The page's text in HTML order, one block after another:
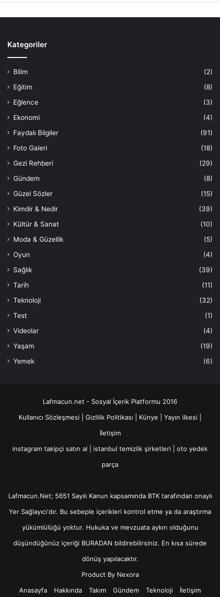
Kategoriler
Bilim
(2)
Eğitim
(8)
Eğlence
(3)
Ekonomi
(4)
Faydalı Bilgiler
(91)
Foto Galeri
(18)
Gezi Rehberi
(29)
Gündem
(8)
Güzel Sözler
(15)
Kimdir & Nedir
(39)
Kültür & Sanat
(10)
Moda & Güzellik
(5)
Oyun
(4)
Sağlık
(39)
Tarih
(11)
Teknoloji
(32)
Test
(1)
Videolar
(4)
Yaşam
(19)
Yemek
(6)
Lafmacun.net - Sosyal İçerik Platformu 2016
Kullanıcı Sözleşmesi
Gizlilik Politikası Künye Yayın ilkesi
İletişim
instagram takipçi satın al
istanbul temizlik şirketleri
oto yedek
parça
Lafmacun.Net; 5651 Sayılı Kanun kapsamında BTK tarafından onaylı
Yer Sağlayıcı'dır. Bu sebeple içerikleri kontrol etme ya da araştırma
yükümlülüğü yoktur. Hukuka ve mevzuata aykırı olduğunu
düşündüğünüz içeriği BURADAN bildirebilirsiniz. En kısa sürede
dönüş yapılacaktır.
Product By Nexora
Anasayfa
Hakkında Takım Gündem Teknoloji İletişim